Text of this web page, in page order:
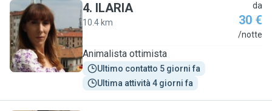
I
4. ILARIA
10.4 km
da
30 €
/notte
Animalista ottimista
Ultimo contatto 5 giorni fa
Ultima attività 4 giorni fa